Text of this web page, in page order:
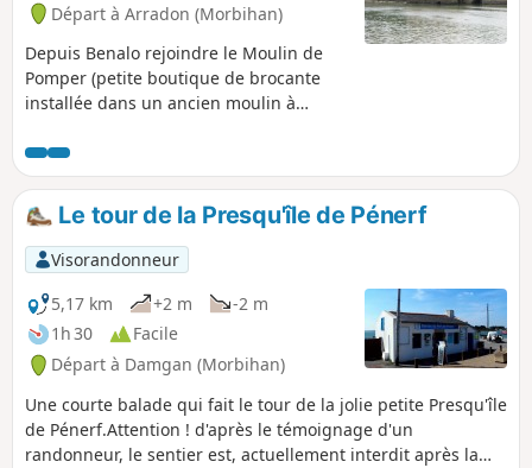
Départ à Arradon (Morbihan)
Depuis Benalo rejoindre le Moulin de
Pomper (petite boutique de brocante
installée dans un ancien moulin à
sentiers côtiers (GR®34, tour du golfe
du Morbihan). Vue sur la côte et les îles
du golfe: Arz, Drenec, Logodec, aux
Moines, d'Irus.
Le tour de la Presqu'île de Pénerf
Visorandonneur
5,17 km
+2 m
-2 m
1h 30
Facile
Départ à Damgan (Morbihan)
Une courte balade qui fait le tour de la jolie petite Presqu'île
de Pénerf.Attention ! d'après le témoignage d'un
randonneur, le sentier est, actuellement interdit après la